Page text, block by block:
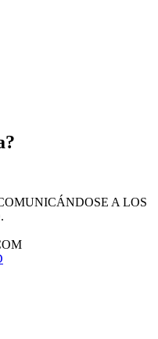
A LOS